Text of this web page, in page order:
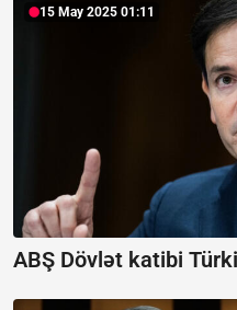
15 May 2025 01:11
ABŞ Dövlət katibi